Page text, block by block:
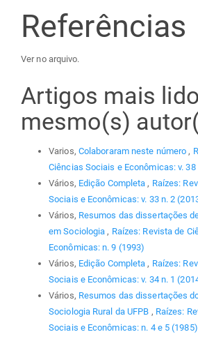
Referências
Ver no arquivo.
Artigos mais
mesmo(s)
Varios, Colaboraram neste número ,
Ciências Sociais e Econômicas: v. 38
Vários, Edição Completa , Raízes:
Sociais e Econômicas: v. 33 n. 2
Vários, Resumos das dissertações
em Sociologia , Raízes: Revista de
Econômicas: n. 9 (1993)
Vários, Edição Completa , Raízes:
Sociais e Econômicas: v. 34 n. 1
Vários, Resumos das dissertações
Sociologia Rural da UFPB , Raízes:
Sociais e Econômicas: n. 4 e 5 (1985)